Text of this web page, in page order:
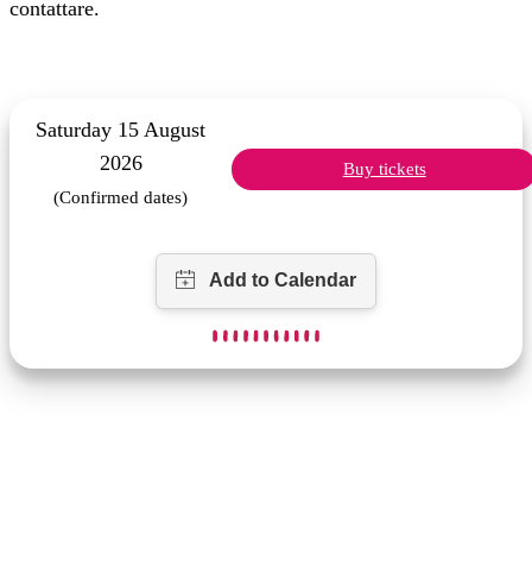
contattare.
Saturday 15 August
2026
(Confirmed dates)
Buy tickets